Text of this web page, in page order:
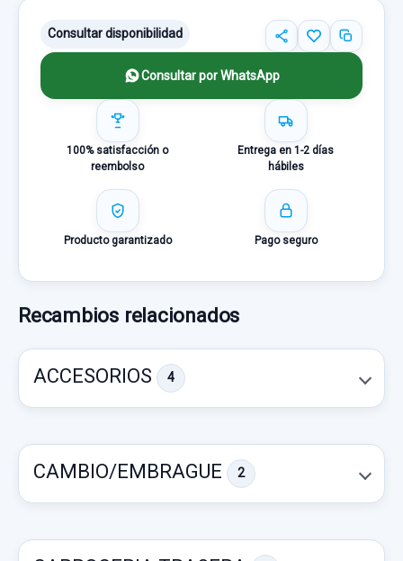
Consultar disponibilidad
Consultar por WhatsApp
100% satisfacción o
reembolso
Entrega en 1-2 días
hábiles
Producto garantizado Pago seguro
Recambios relacionados
ACCESORIOS 4
CAMBIO/EMBRAGUE 2